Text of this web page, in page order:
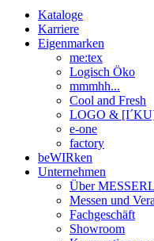
Kataloge
Karriere
Eigenmarken
me:tex
Logisch Öko
mmmhh...
Cool and Fresh
LOGO &
e-one
factory
beWIRken
Unternehmen
Über
Messen und
Fachgeschäft
Showroom